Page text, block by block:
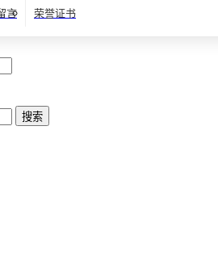
言 荣誉证书
搜索